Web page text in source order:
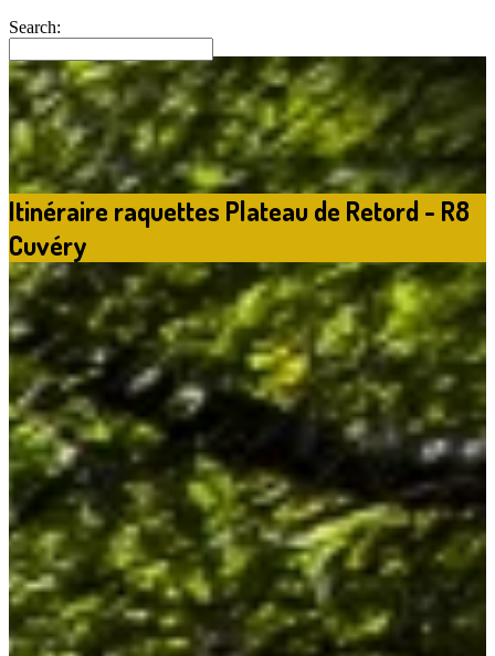
Search:
Itinéraire raquettes Plateau de Retord - R8
Cuvéry